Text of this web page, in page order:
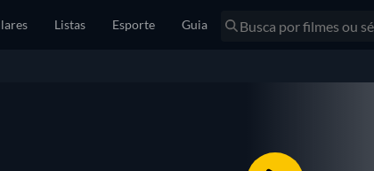
Listas Esporte Guia